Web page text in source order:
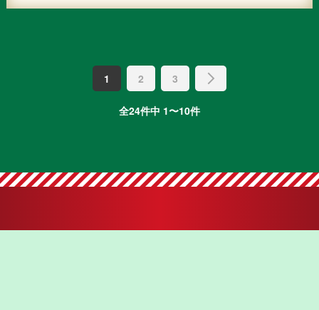
1 2 3
全24件中 1〜10件